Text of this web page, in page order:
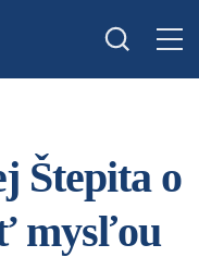
Štepita o
mysľou